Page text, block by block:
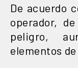
De acuerdo
operador,
peligro,
elementos